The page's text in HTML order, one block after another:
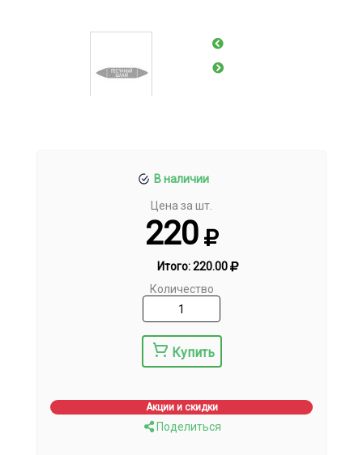
В наличии
Цена за шт.
220
Итого:220.00
Количество
Купить
Акции и скидки
Поделиться